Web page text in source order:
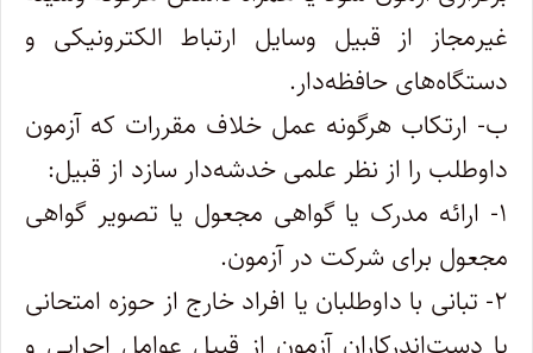
غیرمجاز از قبیل وسایل ارتباط الکترونیکی و
دستگاه‌های حافظه‌دار.
ب- ارتکاب هرگونه عمل خلاف مقررات که آزمون
داوطلب را از نظر علمی خدشه‌دار سازد از قبیل:
۱- ارائه مدرک یا گواهی مجعول یا تصویر گواهی
مجعول برای شرکت در آزمون.
۲- تبانی با داوطلبان یا افراد خارج از حوزه امتحانی